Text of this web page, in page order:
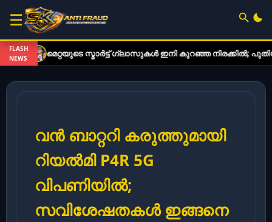
☰
FLASH
NEWS
സ്മാർട്ട് ഗ്ലാസുകൾ ഇനി കുറഞ്ഞ നിരക്കിൽ; പുതിയ മോഡലുകൾ
വൻ ബാറ്ററി കരുത്തുമായി
റിയൽമി P4R 5G
വിപണിയിൽ;
സവിശേഷതകൾ ഇങ്ങനെ